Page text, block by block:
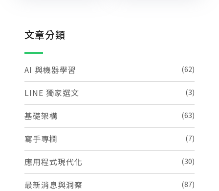
文章分類
AI 與機器學習 (62)
LINE 獨家選文 (3)
基礎架構 (63)
寫手專欄 (7)
應用程式現代化 (30)
最新消息與洞察 (87)